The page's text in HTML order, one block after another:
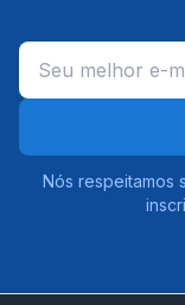
Nós respeitamos